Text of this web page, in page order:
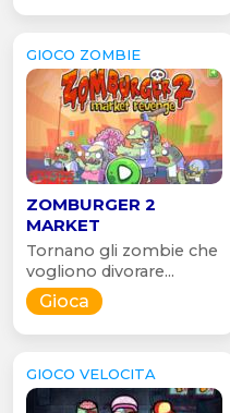
GIOCO ZOMBIE
ZOMBURGER 2
MARKET
Tornano gli zombie che
vogliono divorare...
Gioca
GIOCO VELOCITA